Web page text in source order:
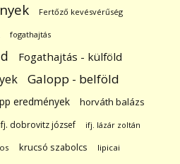
Fertőző kevésvérűség
fogathajtás
Fogathajtás - külföld
Galopp - belföld
eredmények horváth balázs
ifj. dobrovitz józsef ifj. lázár zoltán
krucsó szabolcs lipicai